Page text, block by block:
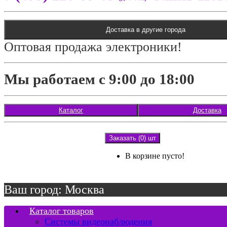
Доставка в другие города
Оптовая продажа электроники!
Мы работаем с 9:00 до 18:00
Каталог Доставка
Заказать (0) шт
В корзине пусто!
Ваш город: Москва
Каталог товаров
Системы видеонаблюдения